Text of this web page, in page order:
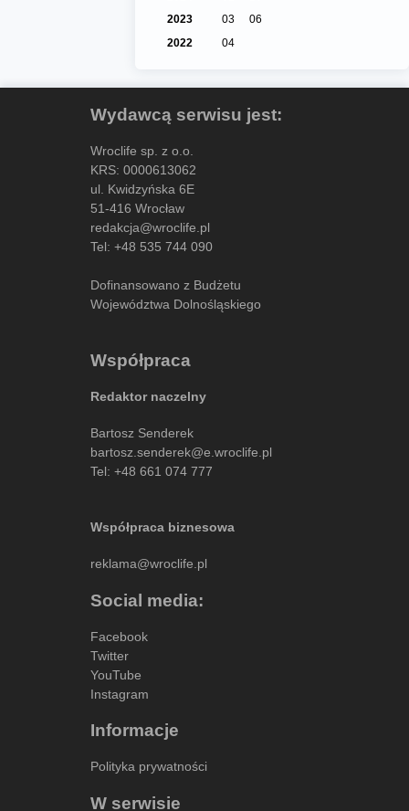
2023
03
06
2022
04
Wydawcą serwisu jest:
Wroclife sp. z o.o.
KRS: 0000613062
ul. Kwidzyńska 6E
51-416 Wrocław
redakcja@wroclife.pl
Tel: +48 535 744 090
Dofinansowano z Budżetu
Województwa Dolnośląskiego
Współpraca
Redaktor naczelny
Bartosz Senderek
bartosz.senderek@e.wroclife.pl
Tel: +48 661 074 777
Współpraca biznesowa
reklama@wroclife.pl
Social media:
Facebook
Twitter
YouTube
Instagram
Informacje
Polityka prywatności
W serwisie